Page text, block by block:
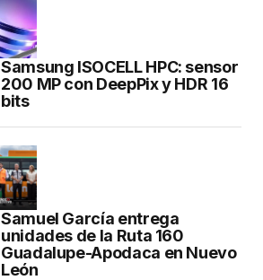
Samsung ISOCELL HPC: sensor
200 MP con DeepPix y HDR 16
bits
Samuel García entrega
unidades de la Ruta 160
Guadalupe-Apodaca en Nuevo
León